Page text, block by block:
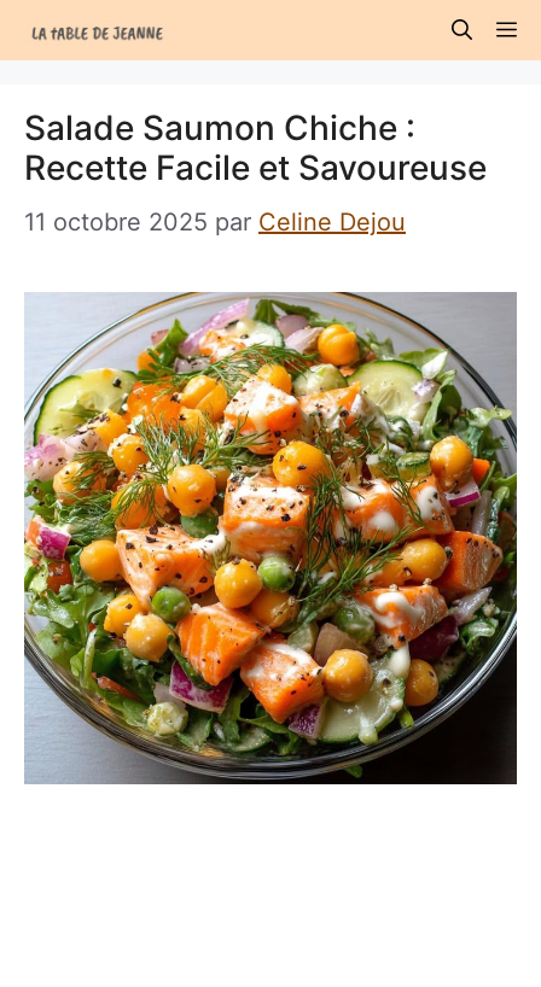
au
Salade Saumon Chiche :
Recette Facile et Savoureuse
11 octobre 2025 par Celine Dejou